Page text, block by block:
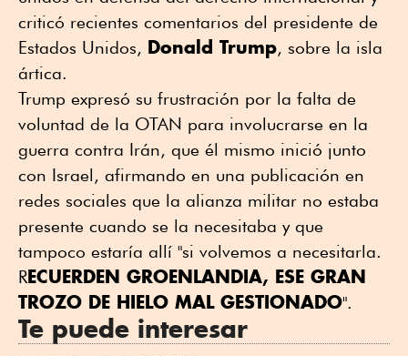
criticó recientes comentarios ⁠del presidente de
Estados Unidos, Donald ⁠Trump, sobre la isla
ártica.
Trump expresó su frustración por la falta de
voluntad de la OTAN para involucrarse en la
guerra contra Irán, que él mismo inició junto
con Israel, afirmando en una publicación en
redes sociales que la alianza militar no estaba
presente cuando se la necesitaba y que
tampoco estaría allí "si volvemos a necesitarla.
RECUERDEN GROENLANDIA, ESE GRAN
TROZO DE HIELO MAL GESTIONADO".
Te puede interesar